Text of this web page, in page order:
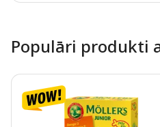
Populāri produkti